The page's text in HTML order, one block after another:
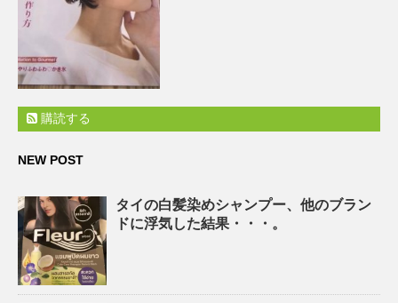
購読する
NEW POST
タイの白髪染めシャンプー、他のブラン
ドに浮気した結果・・・。